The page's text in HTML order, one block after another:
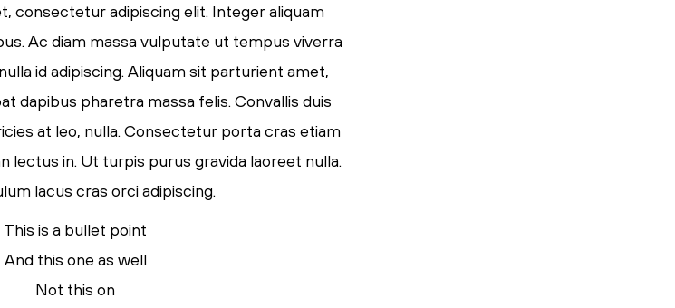
consectetur adipiscing elit. Integer aliquam
Ac diam massa vulputate ut tempus viverra
id adipiscing. Aliquam sit parturient amet,
dapibus pharetra massa felis. Convallis duis
at leo, nulla. Consectetur porta cras etiam
lectus in. Ut turpis purus gravida laoreet nulla.
lacus cras orci adipiscing.
This is a bullet point
And this one as well
Not this on